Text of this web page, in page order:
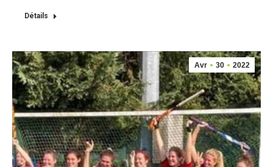
Détails
Avr 30 2022